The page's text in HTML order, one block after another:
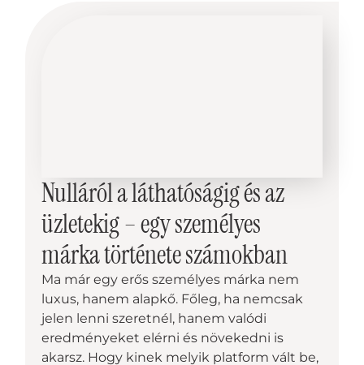
Nulláról a láthatóságig és az
üzletekig – egy személyes
márka története számokban
Ma már egy erős személyes márka nem
luxus, hanem alapkő. Főleg, ha nemcsak
jelen lenni szeretnél, hanem valódi
eredményeket elérni és növekedni is
akarsz. Hogy kinek melyik platform vált be,